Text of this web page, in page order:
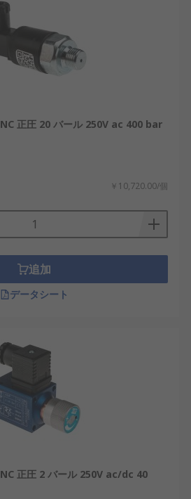
正圧 20 バール 250V ac 400 bar
￥10,720.00/個
追加
データシート
正圧 2 バール 250V ac/dc 40